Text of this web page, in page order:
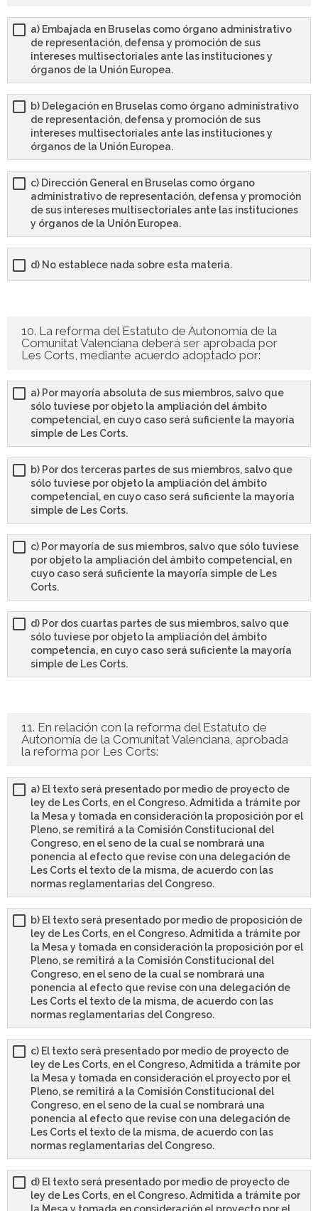
a) Embajada en Bruselas como órgano administrativo
de representación, defensa y promoción de sus
intereses multisectoriales ante las instituciones y
órganos de la Unión Europea.
b) Delegación en Bruselas como órgano administrativo
de representación, defensa y promoción de sus
intereses multisectoriales ante las instituciones y
órganos de la Unión Europea.
c) Dirección General en Bruselas como órgano
administrativo de representación, defensa y promoción
de sus intereses multisectoriales ante las instituciones
y órganos de la Unión Europea.
d) No establece nada sobre esta materia.
10. La reforma del Estatuto de Autonomía de la
Comunitat Valenciana deberá ser aprobada por
Les Corts, mediante acuerdo adoptado por:
a) Por mayoría absoluta de sus miembros, salvo que
sólo tuviese por objeto la ampliación del ámbito
competencial, en cuyo caso será suficiente la mayoría
simple de Les Corts.
b) Por dos terceras partes de sus miembros, salvo que
sólo tuviese por objeto la ampliación del ámbito
competencial, en cuyo caso será suficiente la mayoría
simple de Les Corts.
c) Por mayoría de sus miembros, salvo que sólo tuviese
por objeto la ampliación del ámbito competencial, en
cuyo caso será suficiente la mayoría simple de Les
Corts.
d) Por dos cuartas partes de sus miembros, salvo que
sólo tuviese por objeto la ampliación del ámbito
competencia, en cuyo caso será suficiente la mayoría
simple de Les Corts.
11. En relación con la reforma del Estatuto de
Autonomía de la Comunitat Valenciana, aprobada
la reforma por Les Corts:
a) El texto será presentado por medio de proyecto de
ley de Les Corts, en el Congreso. Admitida a trámite por
la Mesa y tomada en consideración la proposición por el
Pleno, se remitirá a la Comisión Constitucional del
Congreso, en el seno de la cual se nombrará una
ponencia al efecto que revise con una delegación de
Les Corts el texto de la misma, de acuerdo con las
normas reglamentarias del Congreso.
b) El texto será presentado por medio de proposición de
ley de Les Corts, en el Congreso. Admitida a trámite por
la Mesa y tomada en consideración la proposición por el
Pleno, se remitirá a la Comisión Constitucional del
Congreso, en el seno de la cual se nombrará una
ponencia al efecto que revise con una delegación de
Les Corts el texto de la misma, de acuerdo con las
normas reglamentarias del Congreso.
c) El texto será presentado por medio de proyecto de
ley de Les Corts, en el Congreso, Admitida a trámite por
la Mesa y tomada en consideración el proyecto por el
Pleno, se remitirá a la Comisión Constitucional del
Congreso, en el seno de la cual se nombrará una
ponencia al efecto que revise con una delegación de
Les Corts el texto de la misma, de acuerdo con las
normas reglamentarias del Congreso.
d) El texto será presentado por medio de proyecto de
ley de Les Corts, en el Congreso. Admitida a trámite por